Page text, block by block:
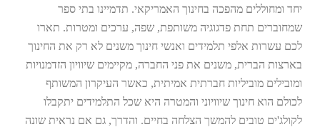
יחד ומחוללים מהפכה בחינוך האמריקאי. תדמיינו בתי ספר
שמחוברים תחת פדגוגיה משותפת, שפה, ערכים ומטרות. תארו
לכם עשרות אלפי תלמידים ואנשי חינוך משנים לא רק את החינוך
בארצות הברית, משנים את פני החברה, מקיימים שיוויון הזדמנויות
ומובילים מוביליות חברתית אמיתית, כאשר העיקרון המשותף
לכולם הוא חינוך שיוויוני והמטרה היא שכל התלמידים יתקבלו
לקולג'ים טובים להמשך הצלחה בחיים. והדרך, גם אם נראית שונה